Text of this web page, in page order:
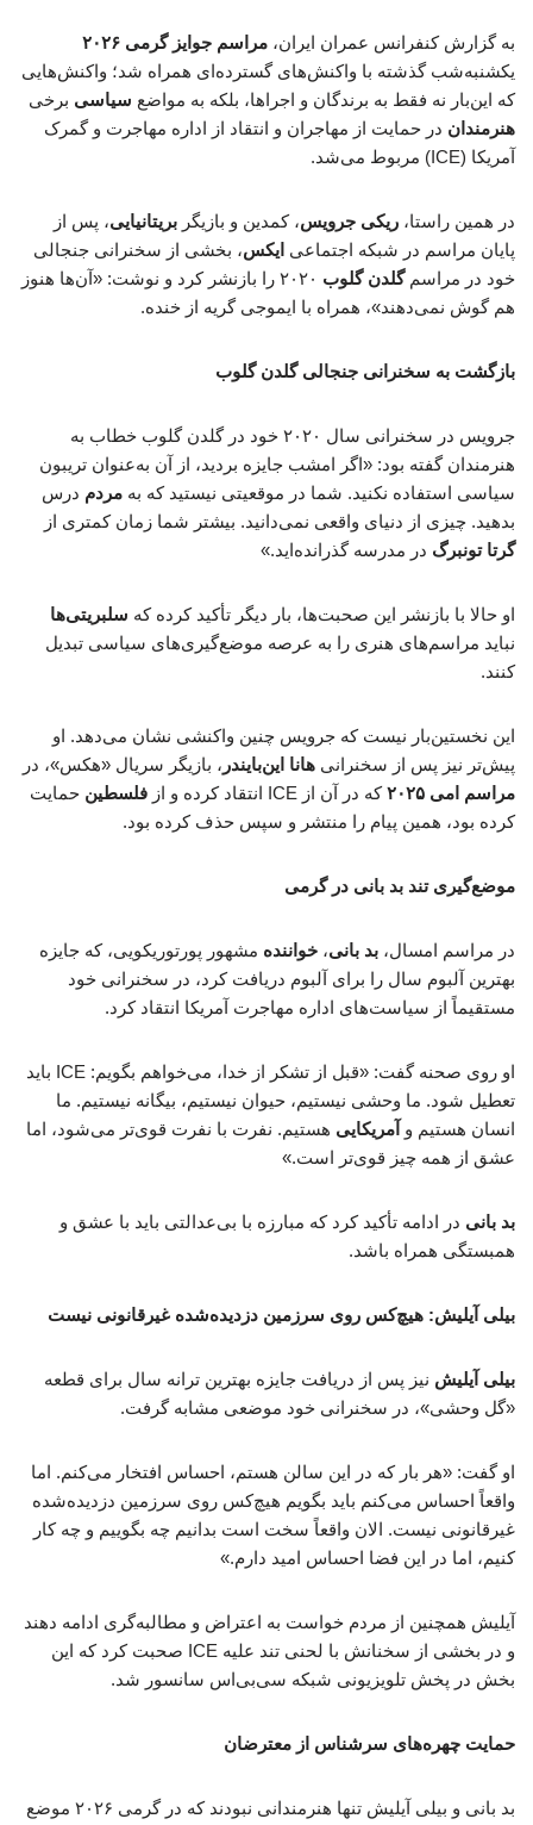
به گزارش کنفرانس عمران ایران، مراسم جوایز گرمی ۲۰۲۶
یکشنبه‌شب گذشته با واکنش‌های گسترده‌ای همراه شد؛ واکنش‌هایی
که این‌بار نه فقط به برندگان و اجراها، بلکه به مواضع سیاسی برخی
هنرمندان در حمایت از مهاجران و انتقاد از اداره مهاجرت و گمرک
آمریکا (ICE) مربوط می‌شد.
در همین راستا، ریکی جرویس، کمدین و بازیگر بریتانیایی، پس از
پایان مراسم در شبکه اجتماعی ایکس، بخشی از سخنرانی جنجالی
خود در مراسمگلدن گلوب
۲۰۲۰ را بازنشر کرد و نوشت: «آن‌ها هنوز
هم گوش نمی‌دهند»، همراه با ایموجی گریه از خنده.
بازگشت به سخنرانی جنجالی گلدن گلوب
جرویس در سخنرانی سال ۲۰۲۰ خود در گلدن گلوب خطاب به
هنرمندان گفته بود: «اگر امشب جایزه بردید، از آن به‌عنوان تریبون
سیاسی استفاده نکنید. شما در موقعیتی نیستید که به مردم درس
بدهید. چیزی از دنیای واقعی نمی‌دانید. بیشتر شما زمان کمتری از
گرتا تونبرگ در مدرسه گذرانده‌اید.»
او حالا با بازنشر این صحبت‌ها، بار دیگر تأکید کرده که سلبریتی‌ها
نباید مراسم‌های هنری را به عرصه موضع‌گیری‌های سیاسی تبدیل
کنند.
این نخستین‌بار نیست که جرویس چنین واکنشی نشان می‌دهد. او
پیش‌تر نیز پس از سخنرانی هانا این‌بایندر ، بازیگر سریال «هکس»، در
مراسم امی ۲۰۲۵
که در آن از ICE انتقاد کرده و از فلسطین حمایت
کرده بود، همین پیام را منتشر و سپس حذف کرده بود.
موضع‌گیری تند بد بانی در گرمی
در مراسم امسال، بد بانی، خواننده مشهور پورتوریکویی، که جایزه
بهترین آلبوم سال را برای آلبوم دریافت کرد، در سخنرانی خود
مستقیماً از سیاست‌های اداره مهاجرت آمریکا انتقاد کرد.
او روی صحنه گفت: «قبل از تشکر از خدا، می‌خواهم بگویم: ICE باید
تعطیل شود. ما وحشی نیستیم، حیوان نیستیم، بیگانه نیستیم. ما
انسان هستیم و آمریکایی هستیم. نفرت با نفرت قوی‌تر می‌شود، اما
عشق از همه چیز قوی‌تر است.»
بد بانی در ادامه تأکید کرد که مبارزه با بی‌عدالتی باید با عشق و
همبستگی همراه باشد.
بیلی آیلیش: هیچ‌کس روی سرزمین دزدیده‌شده غیرقانونی نیست
بیلی آیلیش نیز پس از دریافت جایزه بهترین ترانه سال برای قطعه
«گل وحشی»، در سخنرانی خود موضعی مشابه گرفت.
او گفت: «هر بار که در این سالن هستم، احساس افتخار می‌کنم. اما
واقعاً احساس می‌کنم باید بگویم هیچ‌کس روی سرزمین دزدیده‌شده
غیرقانونی نیست. الان واقعاً سخت است بدانیم چه بگوییم و چه کار
کنیم، اما در این فضا احساس امید دارم.»
آیلیش همچنین از مردم خواست به اعتراض و مطالبه‌گری ادامه دهند
و در بخشی از سخنانش با لحنی تند علیه ICE صحبت کرد که این
بخش در پخش تلویزیونی شبکه سی‌بی‌اس سانسور شد.
حمایت چهره‌های سرشناس از معترضان
بد بانی و بیلی آیلیش تنها هنرمندانی نبودند که در گرمی ۲۰۲۶ موضع